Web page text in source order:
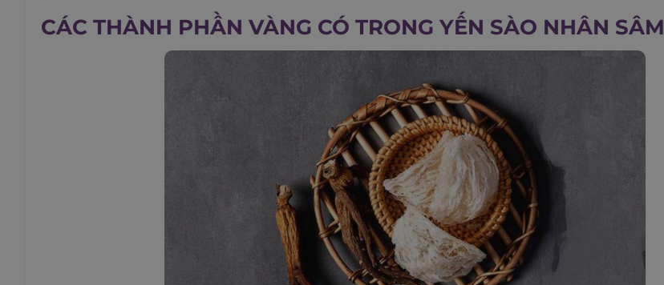
CÁC THÀNH PHẦN VÀNG CÓ TRONG YẾN SÀO NHÂN SÂM